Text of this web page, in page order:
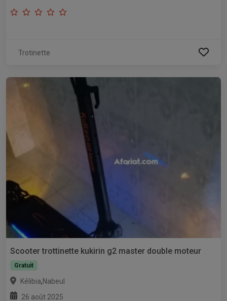
Trotinette
Scooter trottinette kukirin g2 master double moteur
Gratuit
Kélibia,Nabeul
26 août 2025